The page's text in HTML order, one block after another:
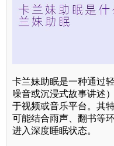
卡兰妹助眠是一种通过
噪音或沉浸式故事讲述
于视频或音乐平台。其
可能结合雨声、翻书等
进入深度睡眠状态。